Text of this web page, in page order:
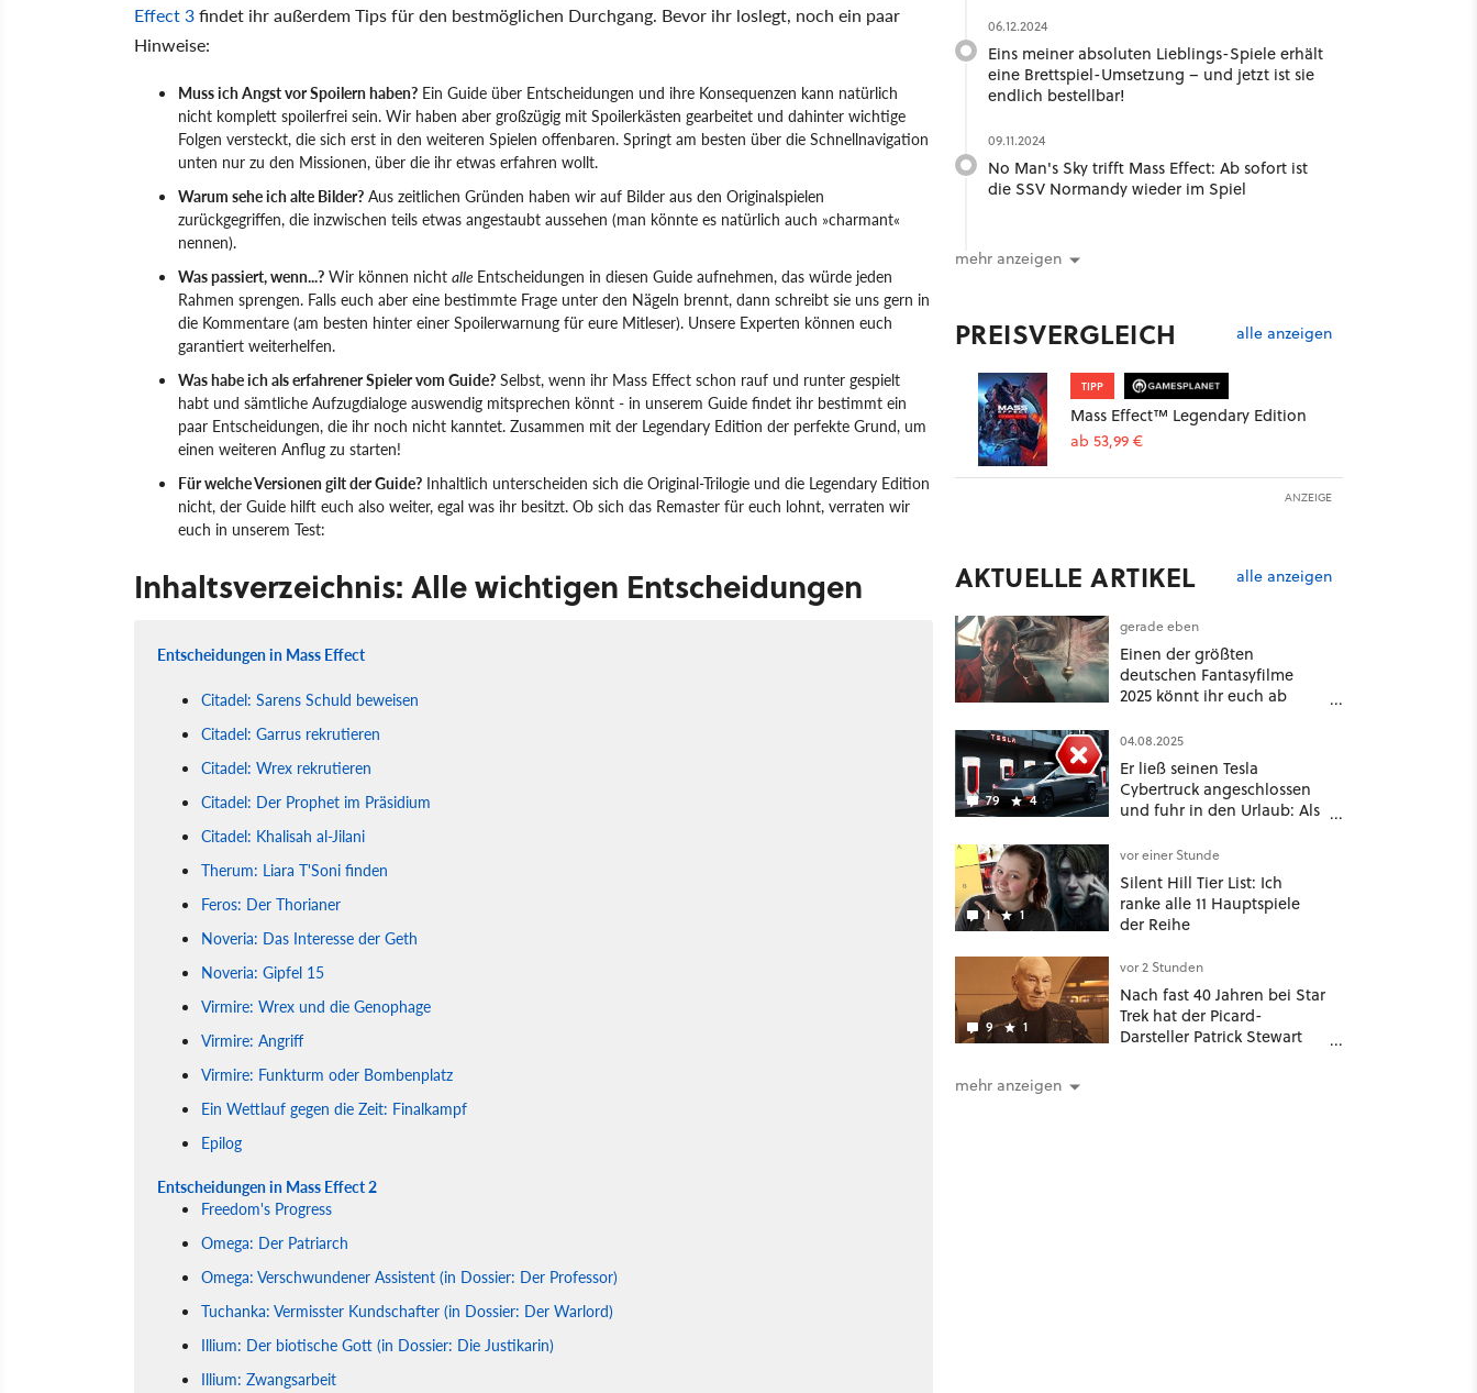
Effect 3findet ihr außerdem Tips für den bestmöglichen Durchgang. Bevor ihr loslegt, noch ein paar
Hinweise:
Muss ich Angst vor Spoilern haben? Ein Guide über Entscheidungen und ihre Konsequenzen kann natürlich
nicht komplett spoilerfrei sein. Wir haben aber großzügig mit Spoilerkästen gearbeitet und dahinter wichtige
Folgen versteckt, die sich erst in den weiteren Spielen offenbaren. Springt am besten über die Schnellnavigation
unten nur zu den Missionen, über die ihr etwas erfahren wollt.
Warum sehe ich alte Bilder? Aus zeitlichen Gründen haben wir auf Bilder aus den Originalspielen
zurückgegriffen, die inzwischen teils etwas angestaubt aussehen (man könnte es natürlich auch »charmant«
nennen).
Was passiert, wenn...? Wir können nicht alle Entscheidungen in diesen Guide aufnehmen, das würde jeden
Rahmen sprengen. Falls euch aber eine bestimmte Frage unter den Nägeln brennt, dann schreibt sie uns gern in
die Kommentare (am besten hinter einer Spoilerwarnung für eure Mitleser). Unsere Experten können euch
garantiert weiterhelfen.
Was habe ich als erfahrener Spieler vom Guide? Selbst, wenn ihr Mass Effect schon rauf und runter gespielt
habt und sämtliche Aufzugdialoge auswendig mitsprechen könnt - in unserem Guide findet ihr bestimmt ein
paar Entscheidungen, die ihr noch nicht kanntet. Zusammen mit der Legendary Edition der perfekte Grund, um
einen weiteren Anflug zu starten!
Für welche Versionen gilt der Guide? Inhaltlich unterscheiden sich die Original-Trilogie und die Legendary Edition
nicht, der Guide hilft euch also weiter, egal was ihr besitzt. Ob sich das Remaster für euch lohnt, verraten wir
euch in unserem Test:
Inhaltsverzeichnis: Alle wichtigen Entscheidungen
Entscheidungen in Mass Effect
Citadel: Sarens Schuld beweisen
Citadel: Garrus rekrutieren
Citadel: Wrex rekrutieren
Citadel: Der Prophet im Präsidium
Citadel: Khalisah al-Jilani
Therum: Liara T'Soni finden
Feros: Der Thorianer
Noveria: Das Interesse der Geth
Noveria: Gipfel 15
Virmire: Wrex und die Genophage
Virmire: Angriff
Virmire: Funkturm oder Bombenplatz
Ein Wettlauf gegen die Zeit: Finalkampf
Epilog
Entscheidungen in Mass Effect 2
Freedom's Progress
Omega: Der Patriarch
Omega: Verschwundener Assistent (in Dossier: Der Professor)
Tuchanka: Vermisster Kundschafter (in Dossier: Der Warlord)
Illium: Der biotische Gott (in Dossier: Die Justikarin)
Illium: Zwangsarbeit
06.12.2024
Eins meiner absoluten Lieblings-Spiele erhält
eine Brettspiel-Umsetzung – und jetzt ist sie
endlich bestellbar!
09.11.2024
No Man's Sky trifft Mass Effect: Ab sofort ist
die SSV Normandy wieder im Spiel
mehr anzeigen
PREISVERGLEICH alle anzeigen
TIPP
Mass Effect™ Legendary Edition
ab 53,99 €
ANZEIGE
AKTUELLE ARTIKEL alle anzeigen
gerade eben
Einen der größten
deutschen Fantasyfilme
2025 könnt ihr euch ab
anschauen, mit dabei: ein
Star aus Der Hobbit
79 4
04.08.2025
Er ließ seinen Tesla
Cybertruck angeschlossen
und fuhr in den Urlaub: Als
zurückkam, sprang der
Truck nicht mehr an
1 1
vor einer Stunde
Silent Hill Tier List: Ich
ranke alle 11 Hauptspiele
der Reihe
9 1
vor 2 Stunden
Nach fast 40 Jahren bei Star
Trek hat der Picard-
Darsteller Patrick Stewart
mehr anzeigen